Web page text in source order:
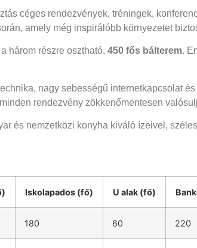
céges rendezvények, tréningek,
amely még inspirálóbb környezetet
három részre osztható, 450 fős bálterem.
nagy sebességű internetkapcsolat
rendezvény zökkenőmentesen
és nemzetközi konyha kiváló ízeivel,
Iskolapados (fő) U alak (fő)
180 60 220